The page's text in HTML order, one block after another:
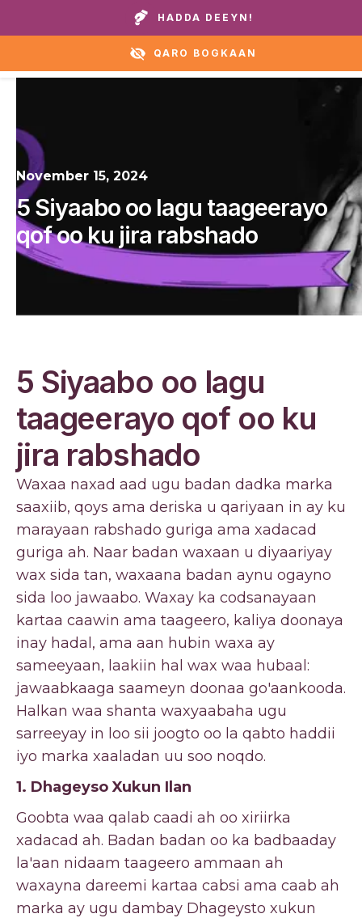
Wicitay guryaheena ama caawirka:
HADDA DEEYN!
QARO BOGKAAN
November 15, 2024
5 Siyaabo oo lagu taageerayo
qof oo ku jira rabshado
5 Siyaabo oo lagu
taageerayo qof oo ku
jira rabshado
Waxaa naxad aad ugu badan dadka marka
saaxiib, qoys ama deriska u qariyaan in ay ku
marayaan rabshado guriga ama xadacad
guriga ah. Naar badan waxaan u diyaariyay
wax sida tan, waxaana badan aynu ogayno
sida loo jawaabo. Waxay ka codsanayaan
kartaa caawin ama taageero, kaliya doonaya
inay hadal, ama aan hubin waxa ay
sameeyaan, laakiin hal wax waa hubaal:
jawaabkaaga saameyn doonaa go'aankooda.
Halkan waa shanta waxyaabaha ugu
sarreeyay in loo sii joogto oo la qabto haddii
iyo marka xaaladan uu soo noqdo.
1. Dhageyso Xukun Ilan
Goobta waa qalab caadi ah oo xiriirka
xadacad ah. Badan badan oo ka badbaaday
la'aan nidaam taageero ammaan ah
waxayna dareemi kartaa cabsi ama caab ah
marka ay ugu dambay Dhageysto xukun